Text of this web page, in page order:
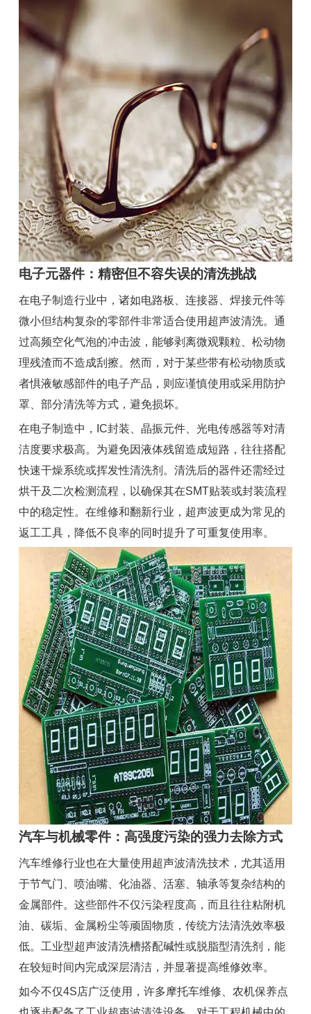
电子元器件：精密但不容失误的清洗挑战
在电子制造行业中，诸如电路板、连接器、焊接元件等
微小但结构复杂的零部件非常适合使用超声波清洗。通
过高频空化气泡的冲击波，能够剥离微观颗粒、松动物
理残渣而不造成刮擦。然而，对于某些带有松动物质或
者惧液敏感部件的电子产品，则应谨慎使用或采用防护
罩、部分清洗等方式，避免损坏。
在电子制造中，IC封装、晶振元件、光电传感器等对清
洁度要求极高。为避免因液体残留造成短路，往往搭配
快速干燥系统或挥发性清洗剂。清洗后的器件还需经过
烘干及二次检测流程，以确保其在SMT贴装或封装流程
中的稳定性。在维修和翻新行业，超声波更成为常见的
返工工具，降低不良率的同时提升了可重复使用率。
汽车与机械零件：高强度污染的强力去除方式
汽车维修行业也在大量使用超声波清洗技术，尤其适用
于节气门、喷油嘴、化油器、活塞、轴承等复杂结构的
金属部件。这些部件不仅污染程度高，而且往往粘附机
油、碳垢、金属粉尘等顽固物质，传统方法清洗效率极
低。工业型超声波清洗槽搭配碱性或脱脂型清洗剂，能
在较短时间内完成深层清洁，并显著提高维修效率。
如今不仅4S店广泛使用，许多摩托车维修、农机保养点